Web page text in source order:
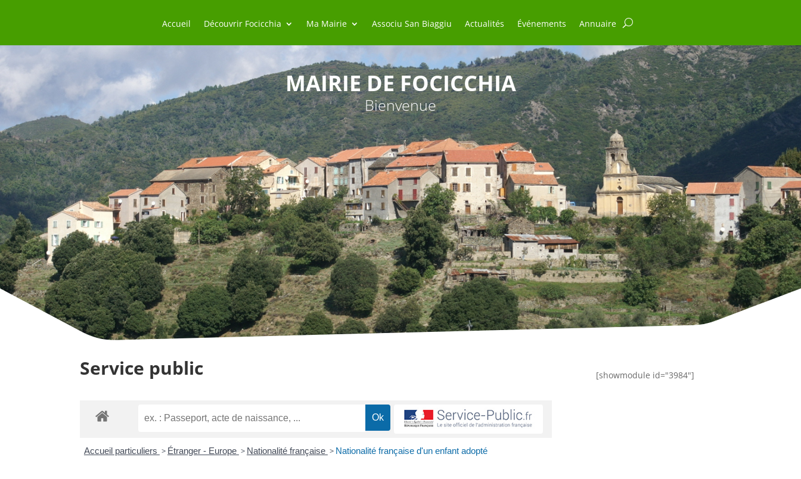
Accueil Découvrir Focicchia Ma Mairie Associu San Biaggiu Actualités Événements Annuaire
MAIRIE DE FOCICCHIA
Bienvenue
Service public
Accueil particuliers > Étranger - Europe > Nationalité française > Nationalité française d'un enfant adopté
[showmodule id="3984"]